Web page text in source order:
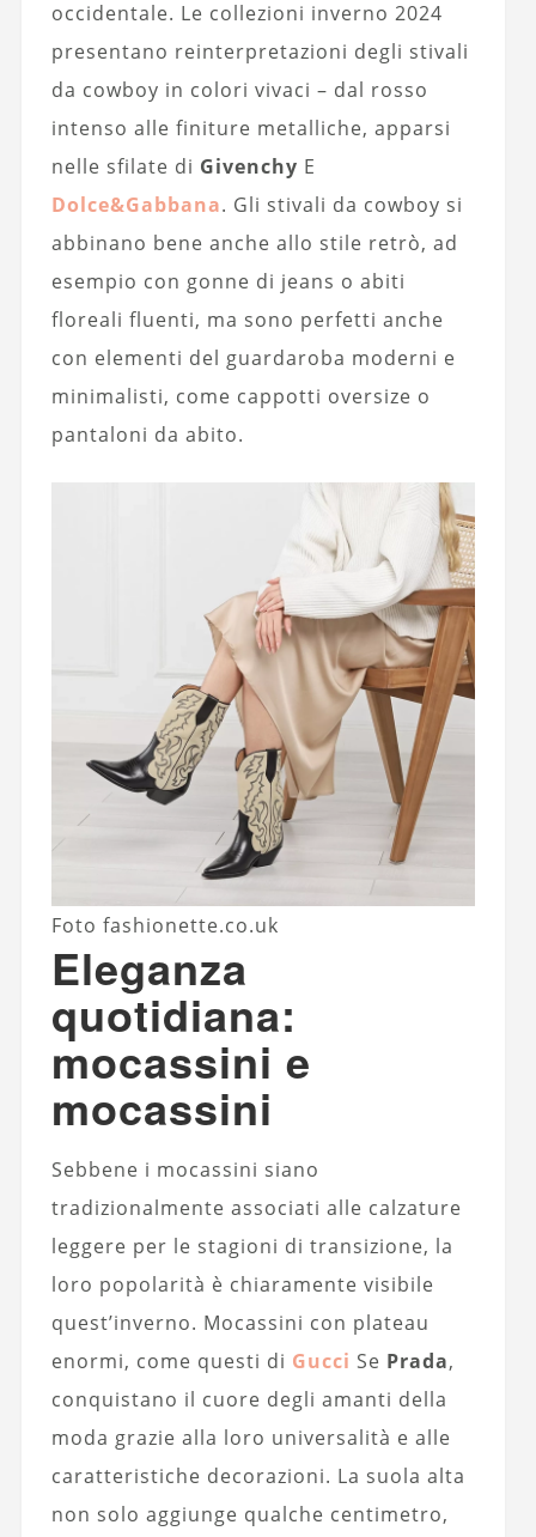
occidentale. Le collezioni inverno 2024
presentano reinterpretazioni degli stivali
da cowboy in colori vivaci – dal rosso
intenso alle finiture metalliche, apparsi
nelle sfilate di Givenchy E
Dolce&Gabbana. Gli stivali da cowboy si
abbinano bene anche allo stile retrò, ad
esempio con gonne di jeans o abiti
floreali fluenti, ma sono perfetti anche
con elementi del guardaroba moderni e
minimalisti, come cappotti oversize o
pantaloni da abito.
Foto fashionette.co.uk
Eleganza
quotidiana:
mocassini e
mocassini
Sebbene i mocassini siano
tradizionalmente associati alle calzature
leggere per le stagioni di transizione, la
loro popolarità è chiaramente visibile
quest’inverno. Mocassini con plateau
enormi, come questi di Gucci Se Prada,
conquistano il cuore degli amanti della
moda grazie alla loro universalità e alle
caratteristiche decorazioni. La suola alta
non solo aggiunge qualche centimetro,